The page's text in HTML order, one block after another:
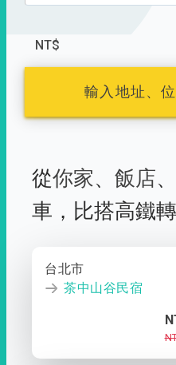
NT$
輸入地址、
從你家、 飯店、
車， 比搭高鐵
台北市
茶中山谷民宿